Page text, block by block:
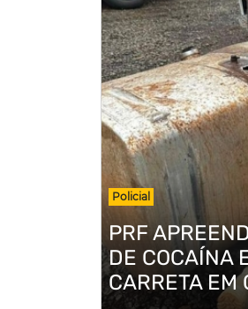
Policial
PRF
DE COCAÍNA
CARRETA EM